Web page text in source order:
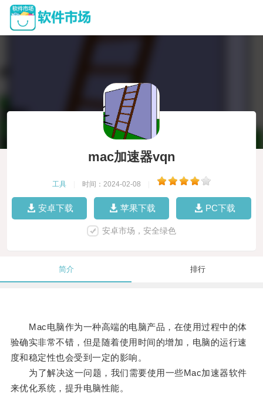
mac加速器vqn
工具 时间：2024-02-08
安卓下载 苹果下载 PC下载
安卓市场，安全绿色
简介 排行
Mac电脑作为一种高端的电脑产品，在使用过程中的体
验确实非常不错，但是随着使用时间的增加，电脑的运行速
度和稳定性也会受到一定的影响。
为了解决这一问题，我们需要使用一些Mac加速器软件
来优化系统，提升电脑性能。